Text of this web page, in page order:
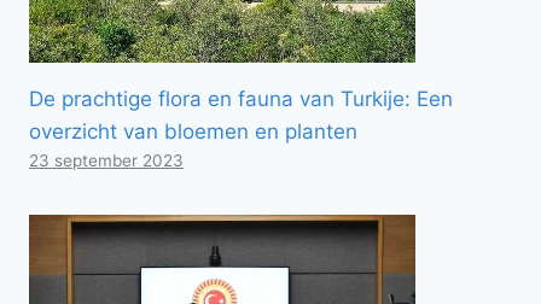
De prachtige flora en fauna van Turkije: Een
overzicht van bloemen en planten
23 september 2023